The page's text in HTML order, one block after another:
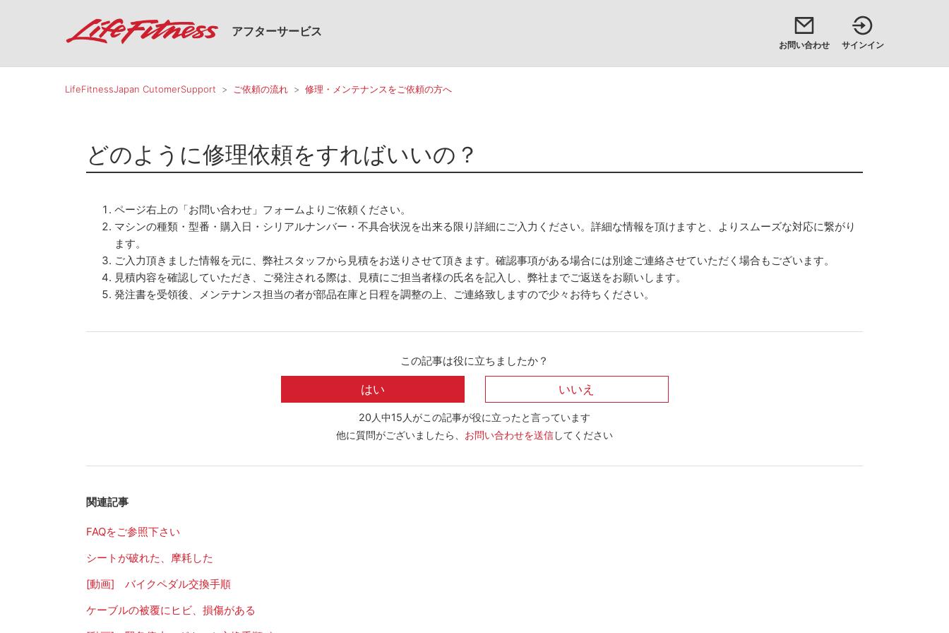
アフターサービス
お問い合わせ サインイン
LifeFitnessJapan CutomerSupport ご依頼の流れ 修理・メンテナンスをご依頼の方へ
どのように修理依頼をすればいいの？
ページ右上の「お問い合わせ」フォームよりご依頼ください。
マシンの種類・型番・購入日・シリアルナンバー・不具合状況を出来る限り詳細にご入力ください。詳細な情報を頂けますと、よりスムーズな対応に繋がり
ます。
ご入力頂きました情報を元に、弊社スタッフから見積をお送りさせて頂きます。確認事項がある場合には別途ご連絡させていただく場合もございます。
見積内容を確認していただき、ご発注される際は、見積にご担当者様の氏名を記入し、弊社までご返送をお願いします。
発注書を受領後、メンテナンス担当の者が部品在庫と日程を調整の上、ご連絡致しますので少々お待ちください。
この記事は役に立ちましたか？
20人中15人がこの記事が役に立ったと言っています
他に質問がございましたら、 お問い合わせを送信してください
関連記事
FAQをご参照下さい
シートが破れた、摩耗した
[動画] バイクペダル交換手順
ケーブルの被覆にヒビ、損傷がある